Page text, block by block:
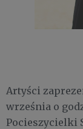
Artyści
września o
Pocieszycielki